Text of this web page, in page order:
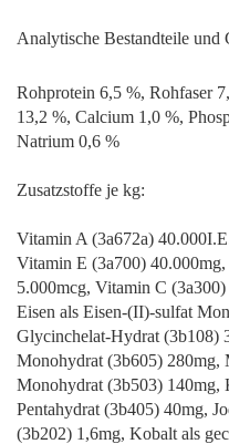
Analytische Bestandteile und
Rohprotein 6,5 %, Rohfaser
13,2 %, Calcium 1,0 %,
Natrium 0,6 %
Zusatzstoffe je kg:
Vitamin A (3a672a)
Vitamin E (3a700)
5.000mcg, Vitamin C
Eisen als Eisen-(II)-sulfat
Glycinchelat-Hydrat (3b108)
Monohydrat (3b605) 280mg,
Monohydrat (3b503)
Pentahydrat (3b405) 40mg,
(3b202) 1,6mg, Kobalt als